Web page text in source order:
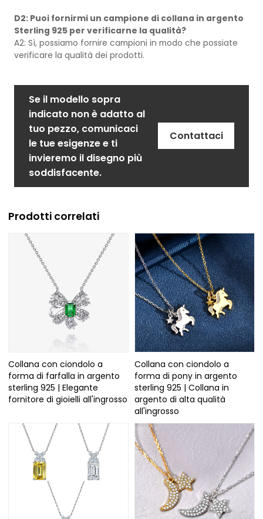
D2: Puoi fornirmi un campione di collana in argento
Sterling 925 per verificarne la qualità?
A2: Sì, possiamo fornire campioni in modo che possiate
verificare la qualità dei prodotti.
Se il modello sopra
indicato non è adatto al
tuo pezzo, comunicaci
le tue esigenze e ti
invieremo il disegno più
soddisfacente.
Contattaci
Prodotti correlati
Collana con ciondolo a
forma di farfalla in argento
sterling 925 | Elegante
fornitore di gioielli all'ingrosso
Collana con ciondolo a
forma di pony in argento
sterling 925 | Collana in
argento di alta qualità
all'ingrosso